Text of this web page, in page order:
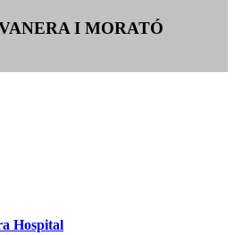
I MORATÓ
Hospital